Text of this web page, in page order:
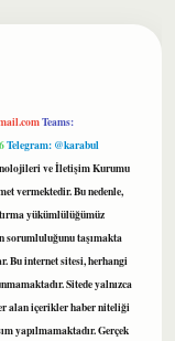
Teams:
Telegram: @karabul
ve İletişim Kurumu
vermektedir. Bu nedenle,
yükümlülüğümüz
sorumluluğunu taşımakta
Bu internet sitesi, herhangi
Sitede yalnızca
alan içerikler haber niteliği
yapılmamaktadır. Gerçek